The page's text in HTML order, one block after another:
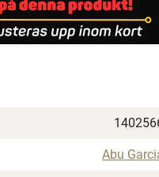
Abu